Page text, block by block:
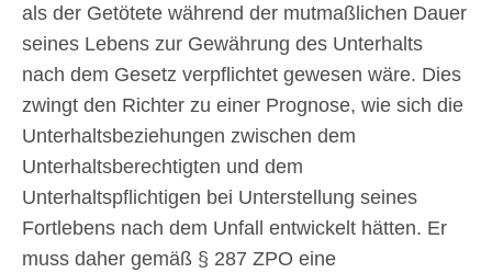
als der Getötete während der mutmaßlichen Dauer
seines Lebens zur Gewährung des Unterhalts
nach dem Gesetz verpflichtet gewesen wäre. Dies
zwingt den Richter zu einer Prognose, wie sich die
Unterhaltsbeziehungen zwischen dem
Unterhaltsberechtigten und dem
Unterhaltspflichtigen bei Unterstellung seines
Fortlebens nach dem Unfall entwickelt hätten. Er
muss daher gemäß § 287 ZPO eine